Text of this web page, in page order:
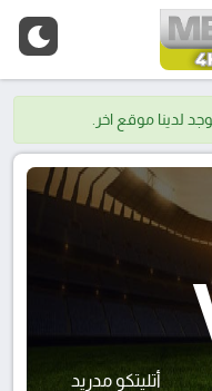
أتليتكو مدريد